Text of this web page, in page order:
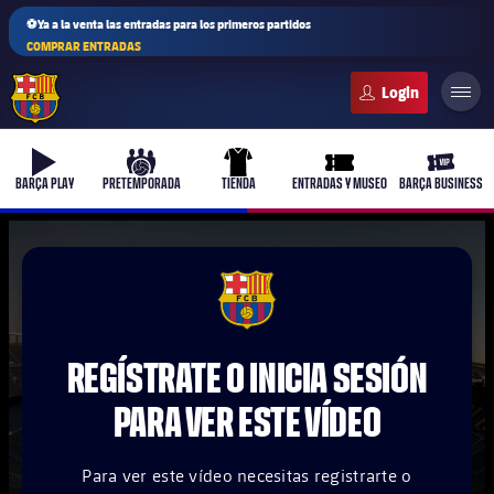
⚽Ya a la venta las entradas para los primeros partidos
COMPRAR ENTRADAS
b-play
BARÇA PLAY
culers-ball
PRETEMPORADA
uniform
TIENDA
ticket-full
ENTRADAS Y MUSEO
ticket-
BARÇA BUSINESS
plusicon
plusicon
más
FCB Barcelona badge
REGÍSTRATE O INICIA SESIÓN
PARA VER ESTE VÍDEO
Para ver este vídeo necesitas registrarte o